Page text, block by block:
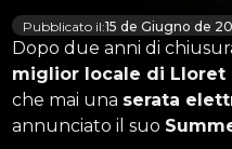
Pubblicato il:15 de Giugno de
Dopo due anni di
miglior locale di Lloret
che mai una serata
annunciato il suo